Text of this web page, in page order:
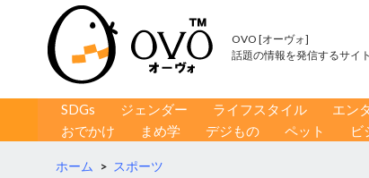
OVO [オーヴォ]
話題の情報を発信するサイト
コンテンツへ移動
SDGs ジェンダー ライフスタイル エン
おでかけ
まめ学 デジもの ペット ビ
ホーム > スポーツ